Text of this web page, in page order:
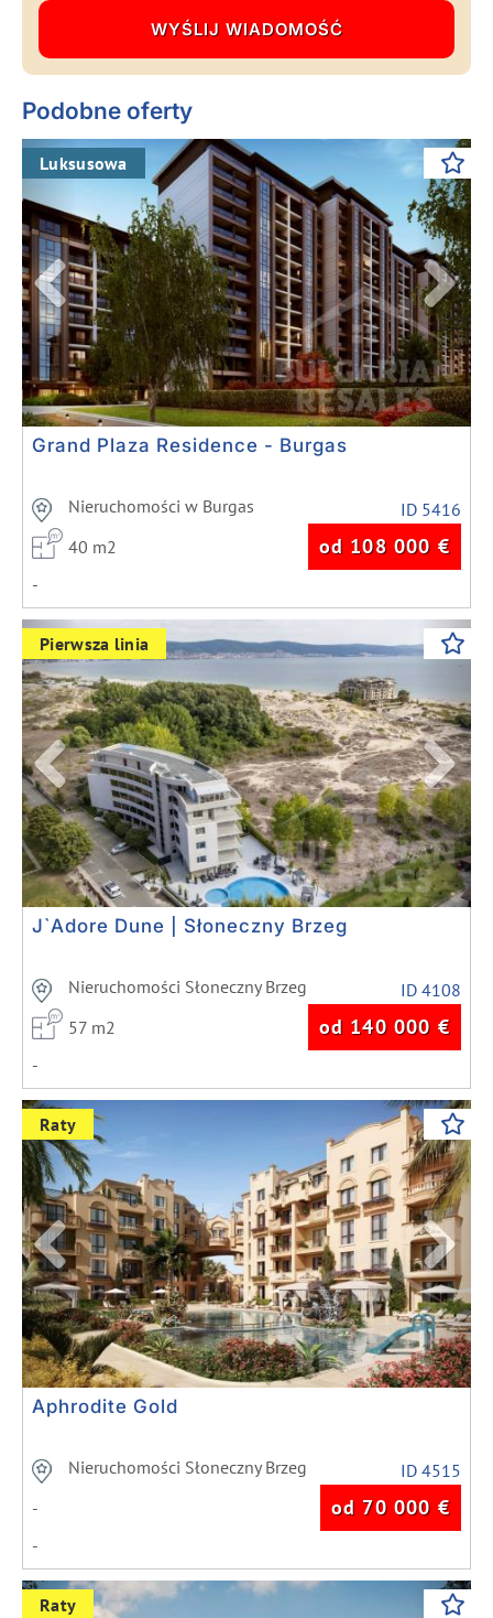
Podobne oferty
Previous Next
Luksusowa
Grand Plaza Residence - Burgas
Nieruchomości w Burgas
ID 5416
40 m2
od 108 000 €
-
Previous Next
Pierwsza linia
J`Adore Dune | Słoneczny Brzeg
Nieruchomości Słoneczny Brzeg
ID 4108
57 m2
od 140 000 €
-
Previous Next
Raty
Aphrodite Gold
Nieruchomości Słoneczny Brzeg
ID 4515
-
od 70 000 €
-
Previous Next
Raty